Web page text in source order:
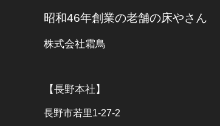
昭和46年創業の老舗の床やさん
株式会社霜鳥
【長野本社】
長野市若里1-27-2